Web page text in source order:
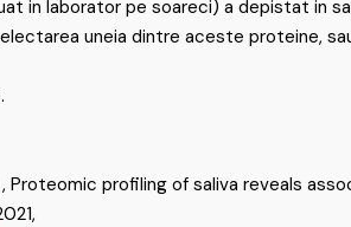
in laborator pe soareci) a depistat in
uneia dintre aceste proteine,
, Proteomic profiling of saliva reveals